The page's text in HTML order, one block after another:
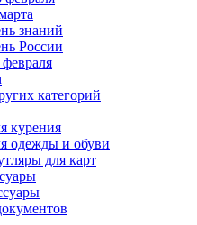
знаний
России
категорий
курения
одежды и обуви
для карт